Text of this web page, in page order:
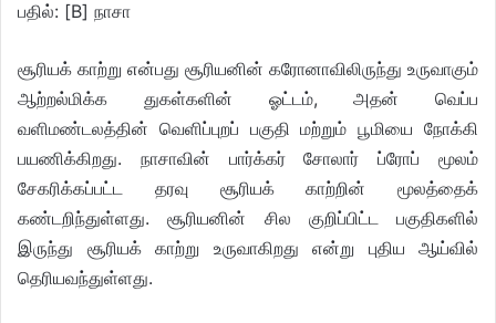
பதில்: [B] நாசா
சூரியக் காற்று என்பது சூரியனின் கரோனாவிலிருந்து உருவாகும்
ஆற்றல்மிக்க துகள்களின் ஓட்டம், அதன் வெப்ப
வளிமண்டலத்தின் வெளிப்புறப் பகுதி மற்றும் பூமியை நோக்கி
பயணிக்கிறது. நாசாவின் பார்க்கர் சோலார் ப்ரோப் மூலம்
சேகரிக்கப்பட்ட தரவு சூரியக் காற்றின் மூலத்தைக்
கண்டறிந்துள்ளது. சூரியனின் சில குறிப்பிட்ட பகுதிகளில்
இருந்து சூரியக் காற்று உருவாகிறது என்று புதிய ஆய்வில்
தெரியவந்துள்ளது.